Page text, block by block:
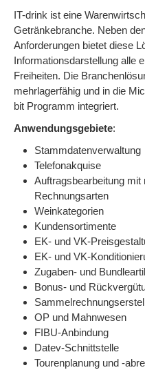
IT-drink ist eine
Getränkebranche. Neben
Anforderungen bietet diese
Informationsdarstellung alle
Freiheiten. Die
mehrlagerfähig und in die
bit Programm integriert.
Anwendungsgebiete:
Stammdatenverwaltung
Telefonakquise
Auftragsbearbeitung
Rechnungsarten
Weinkategorien
Kundensortimente
EK- und VK-
EK- und VK-
Zugaben- und
Bonus- und
OP und Mahnwesen
FIBU-Anbindung
Datev-Schnittstelle
Tourenplanung und -